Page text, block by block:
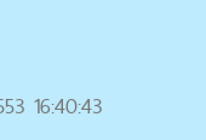
16:40:43